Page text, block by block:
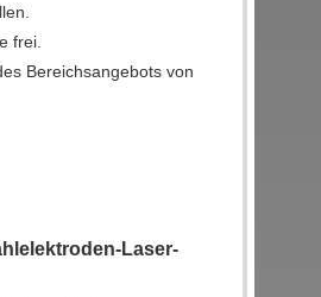
frei.
Bereichsangebots von
Laser-